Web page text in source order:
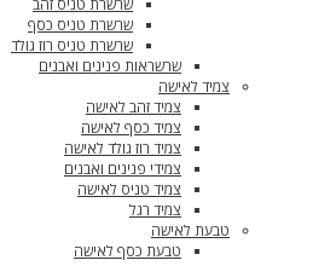
שרשרת טניס זהב
שרשרת טניס כסף
שרשרת טניס רוז גולד
שרשראות פנינים ואבנים
צמיד לאישה
צמיד זהב לאישה
צמיד כסף לאישה
צמיד רוז גולד לאישה
צמידי פנינים ואבנים
צמיד טניס לאישה
צמיד רגל
טבעת לאישה
טבעת כסף לאישה